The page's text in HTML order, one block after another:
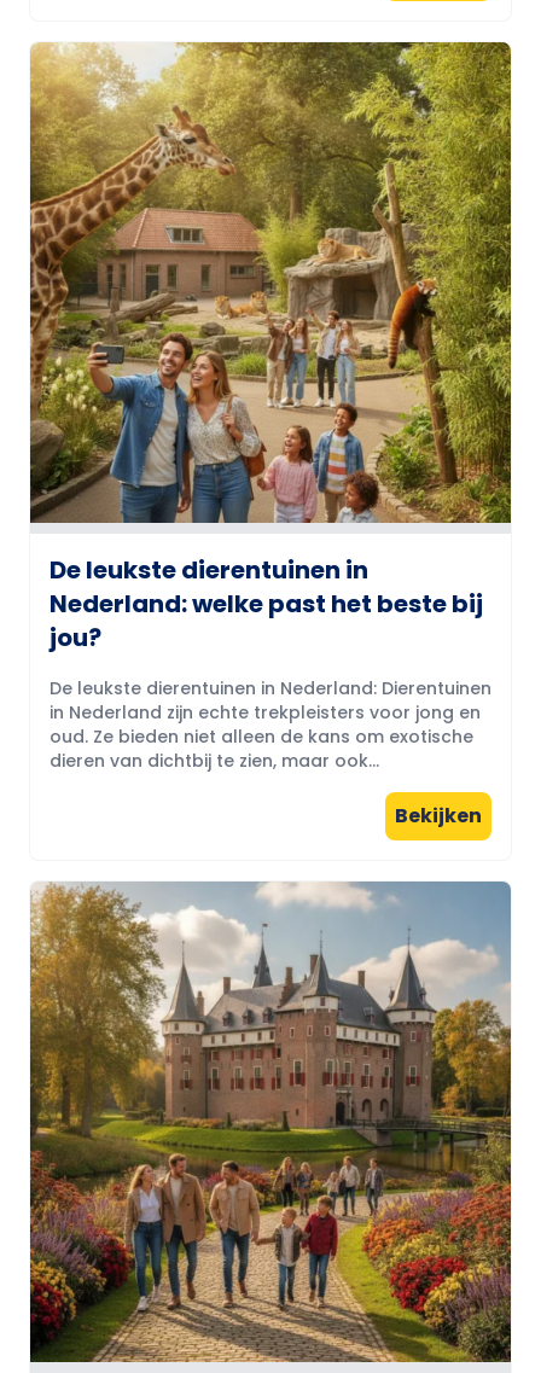
De leukste dierentuinen in
Nederland: welke past het beste bij
jou?
De leukste dierentuinen in Nederland: Dierentuinen
in Nederland zijn echte trekpleisters voor jong en
oud. Ze bieden niet alleen de kans om exotische
dieren van dichtbij te zien, maar ook...
Bekijken